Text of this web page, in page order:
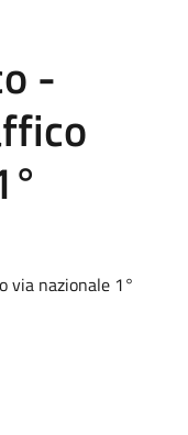
-
via nazionale 1°